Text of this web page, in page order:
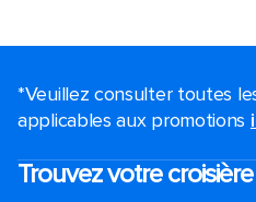
*Veuillez consulter toutes
applicables aux promotions
Trouvez votre croisière